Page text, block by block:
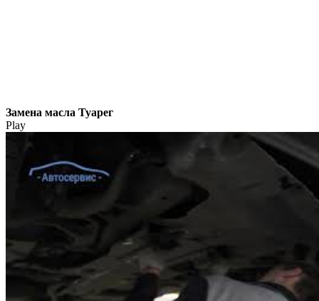
Замена масла Туарег
Play